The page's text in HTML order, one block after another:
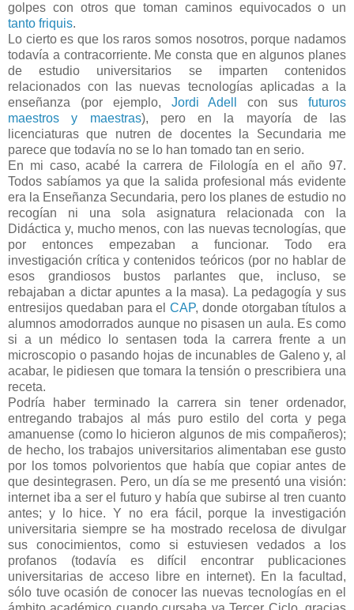
golpes con otros que toman caminos equivocados o un
tanto friquis.
Lo cierto es que los raros somos nosotros, porque nadamos
todavía a contracorriente. Me consta que en algunos planes
de estudio universitarios se imparten contenidos
relacionados con las nuevas tecnologías aplicadas a la
enseñanza (por ejemplo, Jordi Adell con susfuturos
maestros y maestras), pero en la mayoría de las
licenciaturas que nutren de docentes la Secundaria me
parece que todavía no se lo han tomado tan en serio.
En mi caso, acabé la carrera de Filología en el año 97.
Todos sabíamos ya que la salida profesional más evidente
era la Enseñanza Secundaria, pero los planes de estudio no
recogían ni una sola asignatura relacionada con la
Didáctica y, mucho menos, con las nuevas tecnologías, que
por entonces empezaban a funcionar. Todo era
investigación crítica y contenidos teóricos (por no hablar de
esos grandiosos bustos parlantes que, incluso, se
rebajaban a dictar apuntes a la masa). La pedagogía y sus
entresijos quedaban para el CAP, donde otorgaban títulos a
alumnos amodorrados aunque no pisasen un aula. Es como
si a un médico lo sentasen toda la carrera frente a un
microscopio o pasando hojas de incunables de Galeno y, al
acabar, le pidiesen que tomara la tensión o prescribiera una
receta.
Podría haber terminado la carrera sin tener ordenador,
entregando trabajos al más puro estilo del corta y pega
amanuense (como lo hicieron algunos de mis compañeros);
de hecho, los trabajos universitarios alimentaban ese gusto
por los tomos polvorientos que había que copiar antes de
que desintegrasen. Pero, un día se me presentó una visión:
internet iba a ser el futuro y había que subirse al tren cuanto
antes; y lo hice. Y no era fácil, porque la investigación
universitaria siempre se ha mostrado recelosa de divulgar
sus conocimientos, como si estuviesen vedados a los
profanos (todavía es difícil encontrar publicaciones
universitarias de acceso libre en internet). En la facultad,
sólo tuve ocasión de conocer las nuevas tecnologías en el